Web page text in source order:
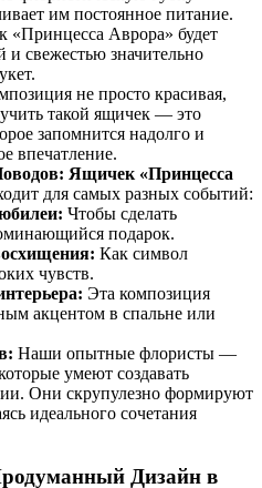
им постоянное питание.
«Принцесса Аврора» будет
и свежестью значительно
не просто красивая,
такой ящичек — это
запомнится надолго и
впечатление.
Ящичек «Принцесса
для самых разных событий:
Чтобы сделать
подарок.
Как символ
чувств.
Эта композиция
акцентом в спальне или
Наши опытные флористы —
умеют создавать
Они скрупулезно формируют
идеального сочетания
Дизайн в